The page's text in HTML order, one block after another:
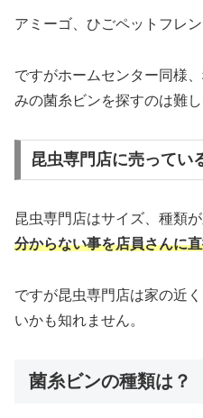
アミーゴ、ひごペットフレ
ですがホームセンター同様
みの菌糸ビンを探すのは難し
昆虫専門店に売ってい
昆虫専門店はサイズ、種類
分からない事を店員さんに
ですが昆虫専門店は家の近
いかも知れません。
菌糸ビンの種類は？